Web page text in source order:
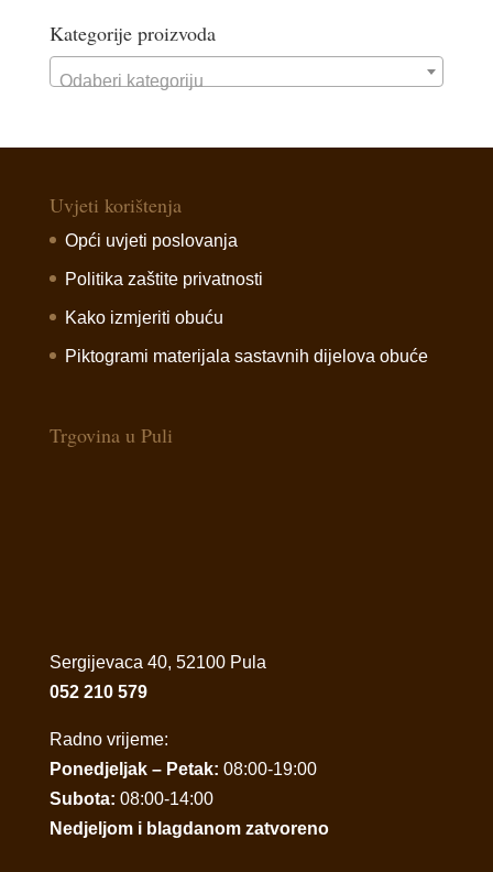
Kategorije proizvoda
Odaberi kategoriju
Uvjeti korištenja
Opći uvjeti poslovanja
Politika zaštite privatnosti
Kako izmjeriti obuću
Piktogrami materijala sastavnih dijelova obuće
Trgovina u Puli
Sergijevaca 40, 52100 Pula
052 210 579
Radno vrijeme:
Ponedjeljak – Petak: 08:00-19:00
Subota: 08:00-14:00
Nedjeljom i blagdanom zatvoreno